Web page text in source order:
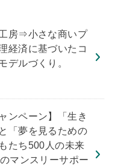
房⇒小さな商いプ
経済に基づいたコ
デルづくり。
ンペーン】「生き
「夢を見るための
たち500人の未来
マンスリーサポー